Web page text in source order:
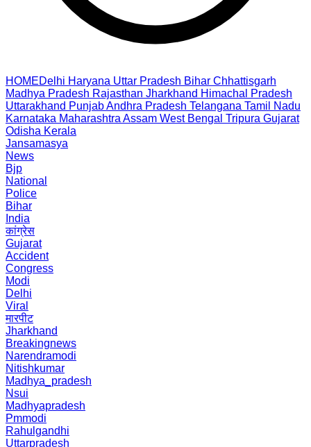
HOMEDelhi Haryana Uttar Pradesh Bihar Chhattisgarh
Madhya Pradesh Rajasthan Jharkhand Himachal Pradesh
Uttarakhand PunjabAndhra Pradesh Telangana Tamil Nadu
Karnataka Maharashtra Assam West Bengal Tripura Gujarat
Odisha Kerala
Jansamasya
News
Bjp
National
Police
Bihar
India
कांग्रेस
Gujarat
Accident
Congress
Modi
Delhi
Viral
मारपीट
Jharkhand
Breakingnews
Narendramodi
Nitishkumar
Madhya_pradesh
Nsui
Madhyapradesh
Pmmodi
Rahulgandhi
Uttarpradesh